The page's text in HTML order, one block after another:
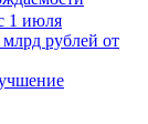
рублей от